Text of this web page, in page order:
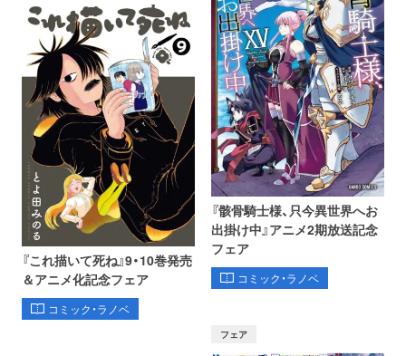
『これ描いて死ね』9・10巻発売
＆アニメ化記念フェア
コミック・ラノベ
『骸骨騎士様、只今異世界へお
出掛け中』アニメ2期放送記念
フェア
コミック・ラノベ
フェア